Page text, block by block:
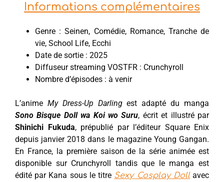
Informations complémentaires
Genre : Seinen, Comédie, Romance, Tranche de
vie, School Life, Ecchi
Date de sortie : 2025
Diffuseur streaming VOSTFR : Crunchyroll
Nombre d’épisodes : à venir
L’anime My Dress-Up Darlingest adapté du manga
Sono Bisque Doll wa Koi wo Suru, écrit et illustré par
Shinichi Fukuda, prépublié par l’éditeur Square Enix
depuis janvier 2018 dans le magazine Young Gangan.
En France, la première saison de la série animée est
disponible sur Crunchyroll tandis que le manga est
édité par Kana sous le titre Sexy Cosplay Dollavec